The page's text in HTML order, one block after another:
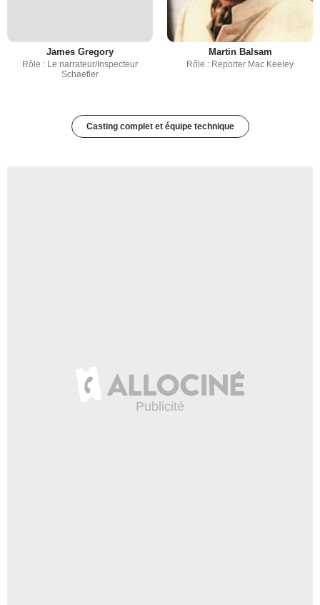
James Gregory
Rôle : Le narrateur/Inspecteur
Schaefler
Martin Balsam
Rôle : Reporter Mac Keeley
Casting complet et équipe technique